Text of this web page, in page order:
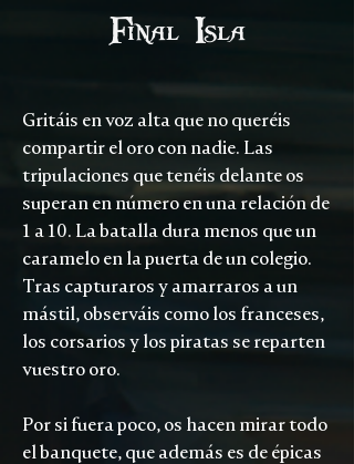
Final Isla
Gritáis en voz alta que no queréis
compartir el oro con nadie. Las
tripulaciones que tenéis delante os
superan en número en una relación de
1 a 10. La batalla dura menos que un
caramelo en la puerta de un colegio.
Tras capturaros y amarraros a un
mástil, observáis como los franceses,
los corsarios y los piratas se reparten
vuestro oro.
Por si fuera poco, os hacen mirar todo
el banquete, que además es de épicas